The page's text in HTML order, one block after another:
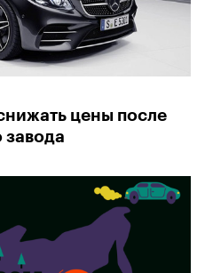
цены после
завода